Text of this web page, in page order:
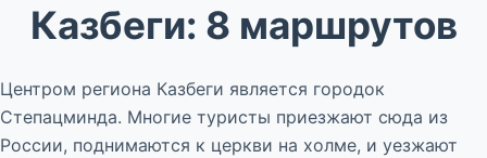
Казбеги: 8 маршрутов
Центром региона Казбеги является городок
Степацминда. Многие туристы приезжают сюда из
России, поднимаются к церкви на холме, и уезжают